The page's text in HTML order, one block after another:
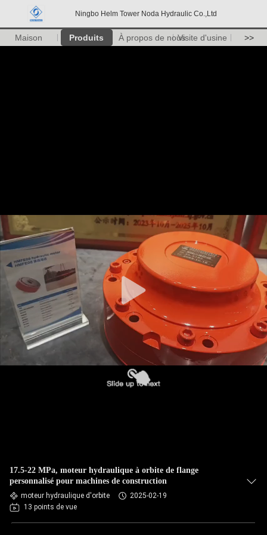
Ningbo Helm Tower Noda Hydraulic Co.,Ltd
Maison Produits À propos de nousVisite d'usine >>
17.5-22 MPa, moteur hydraulique à orbite de flange
personnalisé pour machines de construction
moteur hydraulique d'orbite
2025-02-19
13 points de vue